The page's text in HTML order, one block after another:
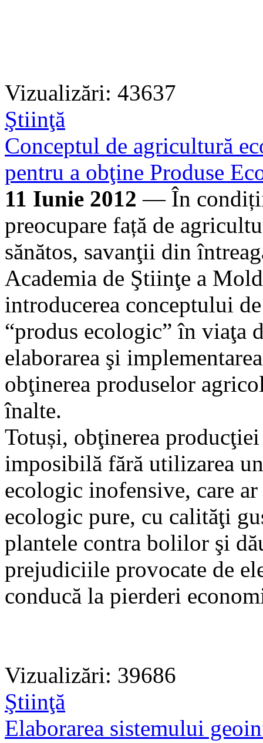
Vizualizări: 43637
Ştiinţă
Conceptul de agricultură
pentru a obţine Produse
11 Iunie 2012 — În
preocupare față de
sănătos, savanţii din
Academia de Ştiinţe a
introducerea conceptului
“produs ecologic” în viaţa
elaborarea şi
obţinerea produselor
înalte.
Totuși, obţinerea
imposibilă fără utilizarea
ecologic inofensive, care
ecologic pure, cu calităţi
plantele contra bolilor şi
prejudiciile provocate de
conducă la pierderi
Vizualizări: 39686
Ştiinţă
Elaborarea sistemului